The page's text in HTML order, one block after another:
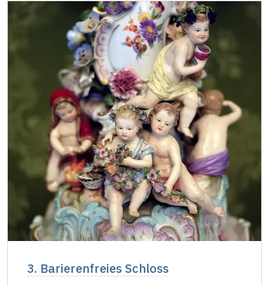
3. Barierenfreies Schloss